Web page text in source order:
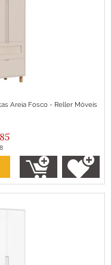
Areia Fosco - Reller Móveis